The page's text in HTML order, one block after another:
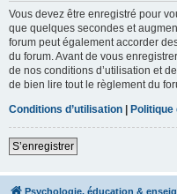
Vous devez être enregistré pour
que quelques secondes et
forum peut également accorder
du forum. Avant de vous
de nos conditions d’utilisation et
de bien lire tout le règlement du
Conditions d’utilisation | Politique
S’enregistrer
Psychologie, éducation &